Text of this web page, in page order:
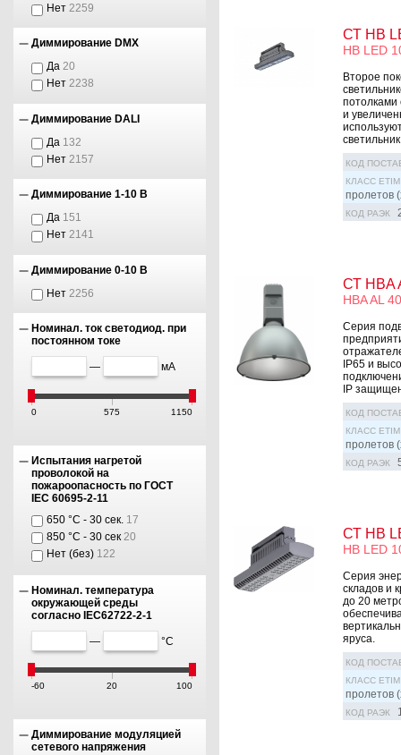
Нет 2259
Диммирование DMX
Да 20
Нет 2238
Диммирование DALI
Да 132
Нет 2157
Диммирование 1-10 В
Да 151
Нет 2141
Диммирование 0-10 В
Нет 2256
Номинал. ток светодиод. при
постоянном токе
— мА
0 575 1150
Испытания нагретой
проволокой на
пожароопасность по ГОСТ
IEC 60695-2-11
650 °C - 30 сек. 17
850 °C - 30 сек 20
Нет (без) 122
Номинал. температура
окружающей среды
согласно IEC62722-2-1
— °C
-60 20 100
Диммирование модуляцией
сетевого напряжения
СТ HB
HB LED
Второе
потолками
и
КОД
КЛАСС ETIM
пролетов
КОД РАЭК
СТ HBA
HBA AL
Серия
IP65 и
IP
КОД
КЛАСС ETIM
пролетов
КОД РАЭК
СТ HB
HB LED
Серия
складов и
до 20
яруса.
КОД
КЛАСС ETIM
пролетов
КОД РАЭК